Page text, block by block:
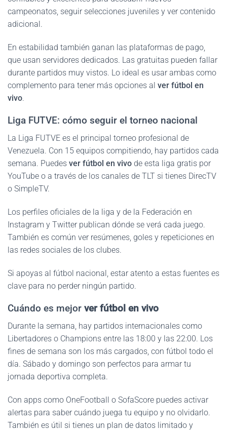
campeonatos, seguir selecciones juveniles y ver contenido
adicional.
En estabilidad también ganan las plataformas de pago,
que usan servidores dedicados. Las gratuitas pueden fallar
durante partidos muy vistos. Lo ideal es usar ambas como
complemento para tener más opciones al ver fútbol en
vivo.
Liga FUTVE: cómo seguir el torneo nacional
La Liga FUTVE es el principal torneo profesional de
Venezuela. Con 15 equipos compitiendo, hay partidos cada
semana. Puedes ver fútbol en vivo de esta liga gratis por
YouTube o a través de los canales de TLT si tienes DirecTV
o SimpleTV.
Los perfiles oficiales de la liga y de la Federación en
Instagram y Twitter publican dónde se verá cada juego.
También es común ver resúmenes, goles y repeticiones en
las redes sociales de los clubes.
Si apoyas al fútbol nacional, estar atento a estas fuentes es
clave para no perder ningún partido.
Cuándo es mejor ver fútbol en vivo
Durante la semana, hay partidos internacionales como
Libertadores o Champions entre las 18:00 y las 22:00. Los
fines de semana son los más cargados, con fútbol todo el
día. Sábado y domingo son perfectos para armar tu
jornada deportiva completa.
Con apps como OneFootball o SofaScore puedes activar
alertas para saber cuándo juega tu equipo y no olvidarlo.
También es útil si tienes un plan de datos limitado y